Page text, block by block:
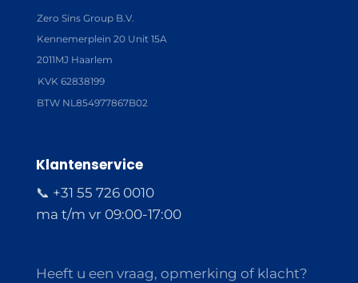
Zero Sins Group B.V.
Kennemerplein 20 Unit 15A
2011MJ Haarlem
KVK 62838199
BTW NL854977867B02
Klantenservice
📞 +31 55 726 0010
ma t/m vr 09:00-17:00
Heeft u een vraag, opmerking of klacht?